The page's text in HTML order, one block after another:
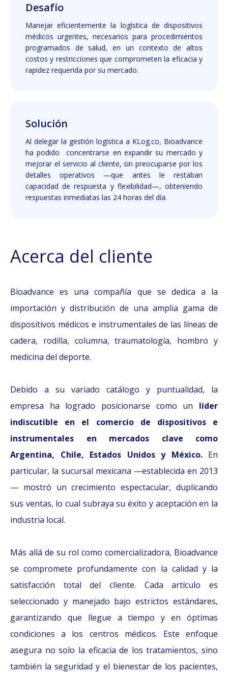
Desafío
Manejar eficientemente la logística de dispositivos
médicos urgentes, necesarios para procedimientos
programados de salud, en un contexto de altos
costos y restricciones que comprometen la eficacia y
rapidez requerida por su mercado.
Solución
Al delegar la gestión logística a KLog.co, Bioadvance
ha podido concentrarse en expandir su mercado y
mejorar el servicio al cliente, sin preocuparse por los
detalles operativos —que antes le restaban
capacidad de respuesta y flexibilidad—, obteniendo
respuestas inmediatas las 24 horas del día.
Acerca del cliente
Bioadvance es una compañía que se dedica a la
importación y distribución de una amplia gama de
dispositivos médicos e instrumentales de las líneas de
cadera, rodilla, columna, traumatología, hombro y
medicina del deporte.
Debido a su variado catálogo y puntualidad, la
empresa ha logrado posicionarse como un líder
indiscutible en el comercio de dispositivos e
instrumentales en mercados clave como
Argentina, Chile, Estados Unidos y México.En
particular, la sucursal mexicana —establecida en 2013
— mostró un crecimiento espectacular, duplicando
sus ventas, lo cual subraya su éxito y aceptación en la
industria local.
Más allá de su rol como comercializadora, Bioadvance
se compromete profundamente con la calidad y la
satisfacción total del cliente. Cada artículo es
seleccionado y manejado bajo estrictos estándares,
garantizando que llegue a tiempo y en óptimas
condiciones a los centros médicos. Este enfoque
asegura no solo la eficacia de los tratamientos, sino
también la seguridad y el bienestar de los pacientes,